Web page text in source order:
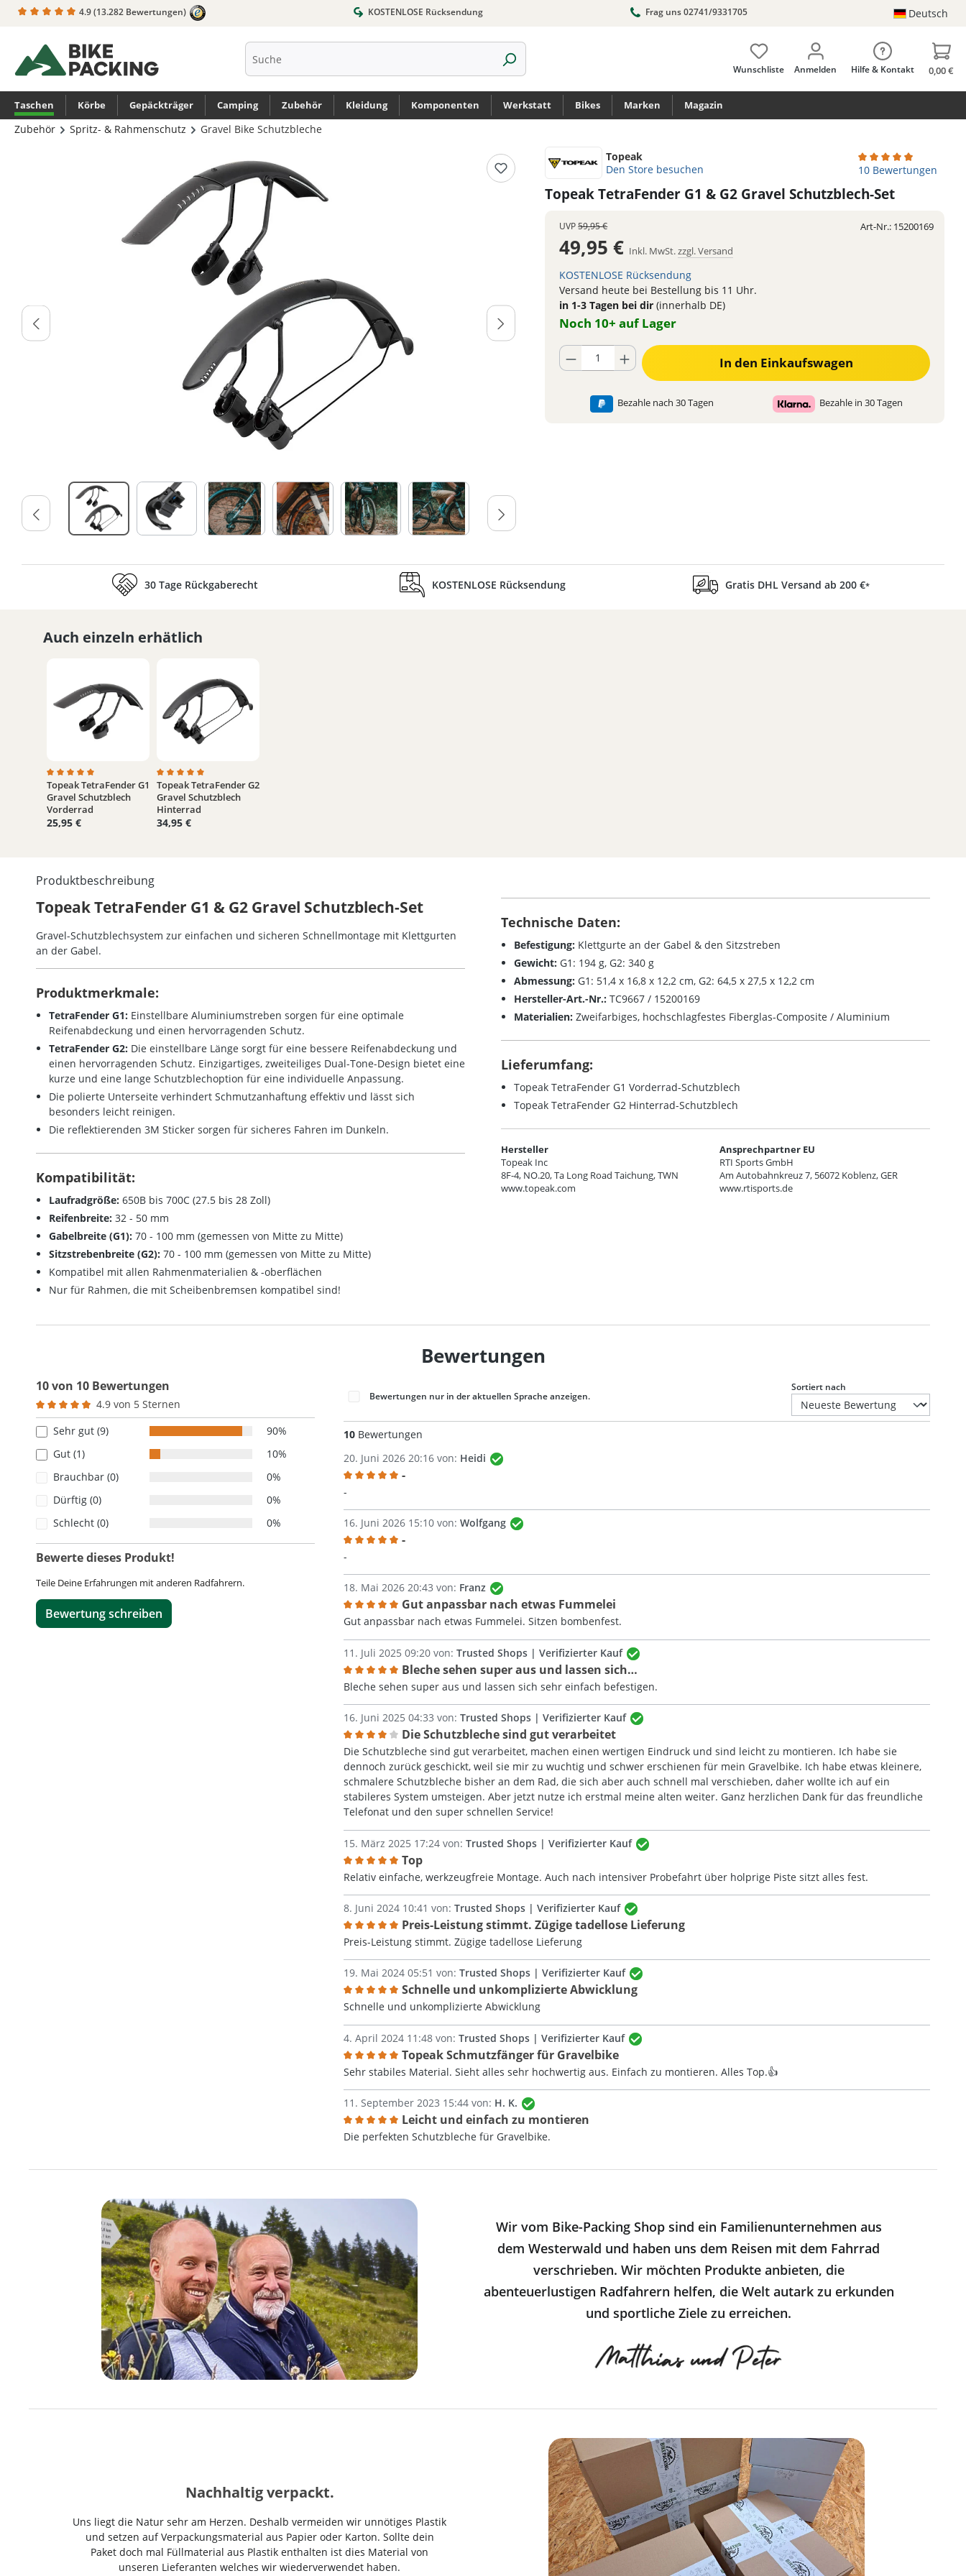
Zur Hauptnavigation springen
4.9(13.282 Bewertungen) KOSTENLOSE Rücksendung Frag uns 02741/9331705 Deutsch
Wunschliste Anmelden Hilfe & Kontakt 0,00 €
Taschen Körbe Gepäckträger Camping Zubehör Kleidung Komponenten Werkstatt Bikes Marken Magazin
Zubehör Spritz- & Rahmenschutz
Gravel Bike Schutzbleche
Topeak
Den Store besuchen
Topeak TetraFender G1 & G2 Gravel Schutzblech-Set
Durchschnittliche
10 Bewertungen
UVP59,95 €
49,95 € Inkl. MwSt.zzgl. Versand
KOSTENLOSE Rücksendung
Versand heute bei Bestellung bis 11 Uhr.
in 1-3 Tagen bei dir (innerhalb DE)
Noch 10+ auf Lager
Produkt Anzahl: Gib den gewünschten Wert ein oder benutze die Schaltflächen um die Anzahl zu
In den Einkaufswagen
Bezahle nach 30 Tagen Bezahle in 30 Tagen
Art-Nr.: 15200169
30 Tage Rückgaberecht KOSTENLOSE Rücksendung Gratis DHL Versand ab 200 €*
Auch einzeln erhätlich
Durchschnittliche Bewertung von 5 von 5 Sternen
Topeak TetraFender G1
Gravel Schutzblech
Vorderrad
25,95 €
Durchschnittliche Bewertung von 5 von 5 Sternen
Topeak TetraFender G2
Gravel Schutzblech
Hinterrad
34,95 €
Produktbeschreibung
Topeak TetraFender G1 & G2 Gravel Schutzblech-Set
Gravel-Schutzblechsystem zur einfachen und sicheren Schnellmontage mit Klettgurten
an der Gabel.
Produktmerkmale:
TetraFender G1: Einstellbare Aluminiumstreben sorgen für eine optimale
Reifenabdeckung und einen hervorragenden Schutz.
TetraFender G2: Die einstellbare Länge sorgt für eine bessere Reifenabdeckung und
einen hervorragenden Schutz. Einzigartiges, zweiteiliges Dual-Tone-Design bietet eine
kurze und eine lange Schutzblechoption für eine individuelle Anpassung.
Die polierte Unterseite verhindert Schmutzanhaftung effektiv und lässt sich
besonders leicht reinigen.
Die reflektierenden 3M Sticker sorgen für sicheres Fahren im Dunkeln.
Kompatibilität:
Laufradgröße: 650B bis 700C (27.5 bis 28 Zoll)
Reifenbreite: 32 - 50 mm
Gabelbreite (G1):
70 - 100 mm (gemessen von Mitte zu Mitte)
Sitzstrebenbreite (G2):
70 - 100 mm (gemessen von Mitte zu Mitte)
Kompatibel mit allen Rahmenmaterialien & -oberflächen
Nur für Rahmen, die mit Scheibenbremsen kompatibel sind!
Technische Daten:
Befestigung: Klettgurte an der Gabel & den Sitzstreben
Gewicht: G1: 194 g, G2: 340 g
Abmessung: G1: 51,4 x 16,8 x 12,2 cm, G2: 64,5 x 27,5 x 12,2 cm
Hersteller-Art.-Nr.: TC9667 / 15200169
Materialien: Zweifarbiges, hochschlagfestes Fiberglas-Composite / Aluminium
Lieferumfang:
Topeak TetraFender G1 Vorderrad-Schutzblech
Topeak TetraFender G2 Hinterrad-Schutzblech
Hersteller
Topeak Inc
8F-4, NO.20, Ta Long Road Taichung, TWN
www.topeak.com
Ansprechpartner EU
RTI Sports GmbH
Am Autobahnkreuz 7, 56072 Koblenz, GER
www.rtisports.de
Bewertungen
10 von 10 Bewertungen
Durchschnittliche Bewertung von 4.9 von 5 Sternen
4.9 von 5 Sternen
Sehr gut (9)
90%
Gut (1)
10%
Brauchbar (0)
0%
Dürftig (0)
0%
Schlecht (0)
0%
Bewerte dieses Produkt!
Teile Deine Erfahrungen mit anderen Radfahrern.
Bewertung schreiben
Bewertungen nur in der aktuellen Sprache anzeigen.
Sortiert nach
10 Bewertungen
20. Juni 2026 20:16 von: Heidi
-
-
16. Juni 2026 15:10 von: Wolfgang
Bewertung mit 5 von 5 Sternen
-
-
18. Mai 2026 20:43 von: Franz
Bewertung mit 5 von 5 Sternen
Gut anpassbar nach etwas Fummelei
Gut anpassbar nach etwas Fummelei. Sitzen bombenfest.
11. Juli 2025 09:20 von: Trusted Shops | Verifizierter Kauf
Bewertung mit 5 von 5 Sternen
Bleche sehen super aus und lassen sich…
Bleche sehen super aus und lassen sich sehr einfach befestigen.
16. Juni 2025 04:33 von: Trusted Shops | Verifizierter Kauf
Bewertung mit 4 von 5 Sternen
Die Schutzbleche sind gut verarbeitet
Die Schutzbleche sind gut verarbeitet, machen einen wertigen Eindruck und sind leicht zu montieren. Ich habe sie
dennoch zurück geschickt, weil sie mir zu wuchtig und schwer erschienen für mein Gravelbike. Ich habe etwas kleinere,
schmalere Schutzbleche bisher an dem Rad, die sich aber auch schnell mal verschieben, daher wollte ich auf ein
stabileres System umsteigen. Aber jetzt nutze ich erstmal meine alten weiter. Ganz herzlichen Dank für das freundliche
Telefonat und den super schnellen Service!
15. März 2025 17:24 von: Trusted Shops | Verifizierter Kauf
Bewertung mit 5 von 5 Sternen
Top
Relativ einfache, werkzeugfreie Montage. Auch nach intensiver Probefahrt über holprige Piste sitzt alles fest.
8. Juni 2024 10:41 von: Trusted Shops | Verifizierter Kauf
Bewertung mit 5 von 5 Sternen
Preis-Leistung stimmt. Zügige tadellose Lieferung
Preis-Leistung stimmt. Zügige tadellose Lieferung
19. Mai 2024 05:51 von: Trusted Shops | Verifizierter Kauf
Bewertung mit 5 von 5 Sternen
Schnelle und unkomplizierte Abwicklung
Schnelle und unkomplizierte Abwicklung
4. April 2024 11:48 von: Trusted Shops | Verifizierter Kauf
Bewertung mit 5 von 5 Sternen
Topeak Schmutzfänger für Gravelbike
Sehr stabiles Material. Sieht alles sehr hochwertig aus. Einfach zu montieren. Alles Top.👍
11. September 2023 15:44 von: H. K.
Bewertung mit 5 von 5 Sternen
Leicht und einfach zu montieren
Die perfekten Schutzbleche für Gravelbike.
Wir vom Bike-Packing Shop sind ein Familienunternehmen aus
dem Westerwald und haben uns dem Reisen mit dem Fahrrad
verschrieben. Wir möchten Produkte anbieten, die
abenteuerlustigen Radfahrern helfen, die Welt autark zu erkunden
und sportliche Ziele zu erreichen.
Nachhaltig verpackt.
Uns liegt die Natur sehr am Herzen. Deshalb vermeiden wir unnötiges Plastik
und setzen auf Verpackungsmaterial aus Papier oder Karton. Sollte dein
Paket doch mal Füllmaterial aus Plastik enthalten ist dies Material von
unseren Lieferanten welches wir wiederverwendet haben.